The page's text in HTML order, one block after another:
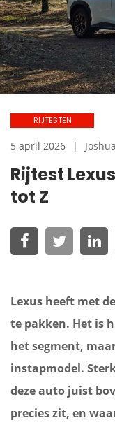
Rijtest
tot Z
RIJTESTEN
5 april 2026
Lexus heeft met
te pakken. Het is
het segment,
instapmodel.
deze auto juist
precies zit, en